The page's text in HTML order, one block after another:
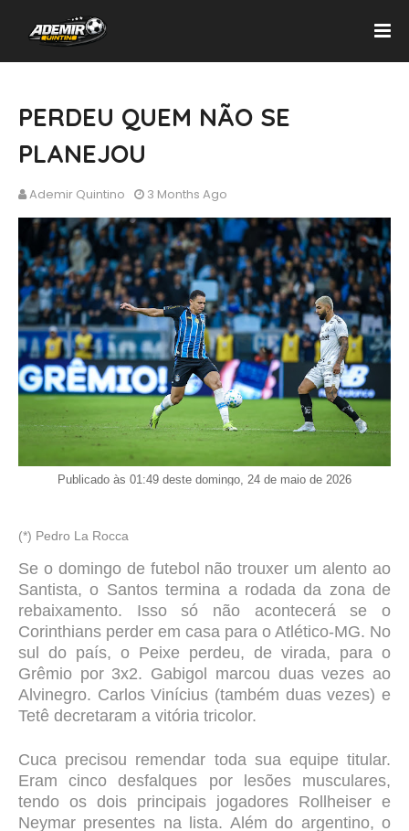
PERDEU QUEM NÃO SE
PLANEJOU
Ademir Quintino 3 Months Ago
Publicado às 01:49 deste domingo, 24 de maio de 2026
(*) Pedro La Rocca
Se o domingo de futebol não trouxer um alento ao
Santista, o Santos termina a rodada da zona de
rebaixamento. Isso só não acontecerá se o
Corinthians perder em casa para o Atlético-MG. No
sul do país, o Peixe perdeu, de virada, para o
Grêmio por 3x2. Gabigol marcou duas vezes ao
Alvinegro. Carlos Vinícius (também duas vezes) e
Tetê decretaram a vitória tricolor.
Cuca precisou remendar toda sua equipe titular.
Eram cinco desfalques por lesões musculares,
tendo os dois principais jogadores Rollheiser e
Neymar presentes na lista. Além do argentino, o